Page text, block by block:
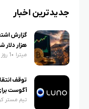
جدیدترین اخبار
هزار
میترا 1 روز قبل
توقف
آگوست
تیم مستر